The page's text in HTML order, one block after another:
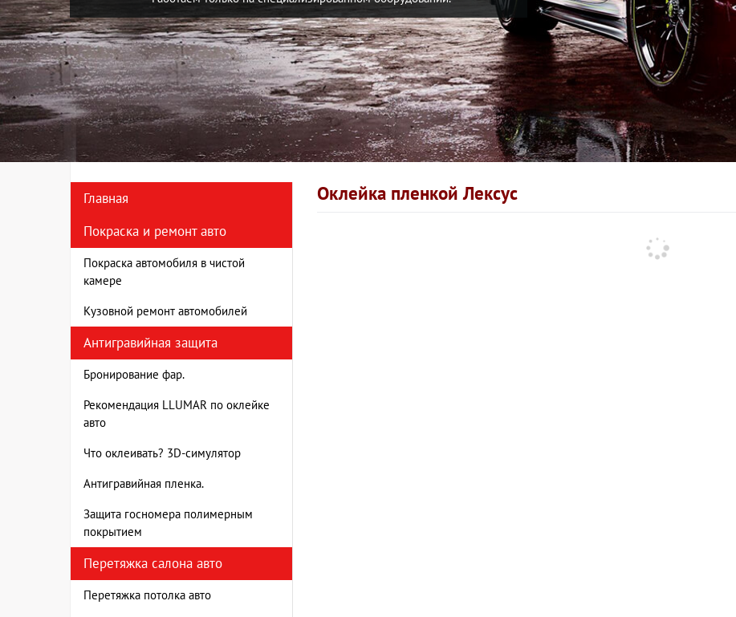
Главная
Покраска и ремонт авто
Покраска автомобиля в чистой
камере
Кузовной ремонт автомобилей
Антигравийная защита
Бронирование фар.
Рекомендация LLUMAR по оклейке
авто
Что оклеивать? 3D-симулятор
Антигравийная пленка.
Защита госномера полимерным
покрытием
Перетяжка салона авто
Перетяжка потолка авто
Оклейка пленкой Лексус